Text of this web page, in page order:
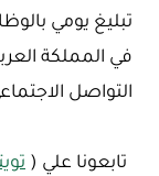
تبليغ يومي
في المملكة
التواصل
تابعونا علي (